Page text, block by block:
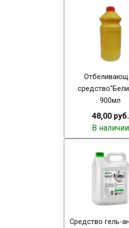
900мл
48,00 руб.
В наличии
Средство гель-